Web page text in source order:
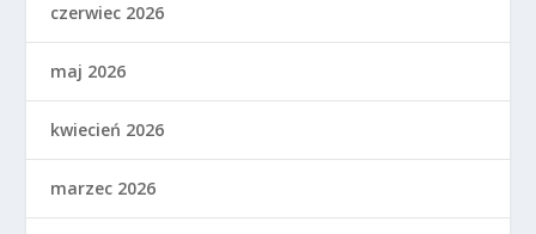
czerwiec 2026
maj 2026
kwiecień 2026
marzec 2026